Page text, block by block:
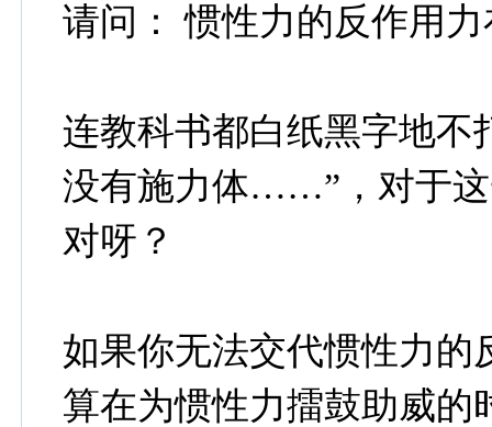
请问： 惯性力的反作用
连教科书都白纸黑字地不
没有施力体……”，对于这
对呀？
如果你无法交代惯性力的
算在为惯性力擂鼓助威的